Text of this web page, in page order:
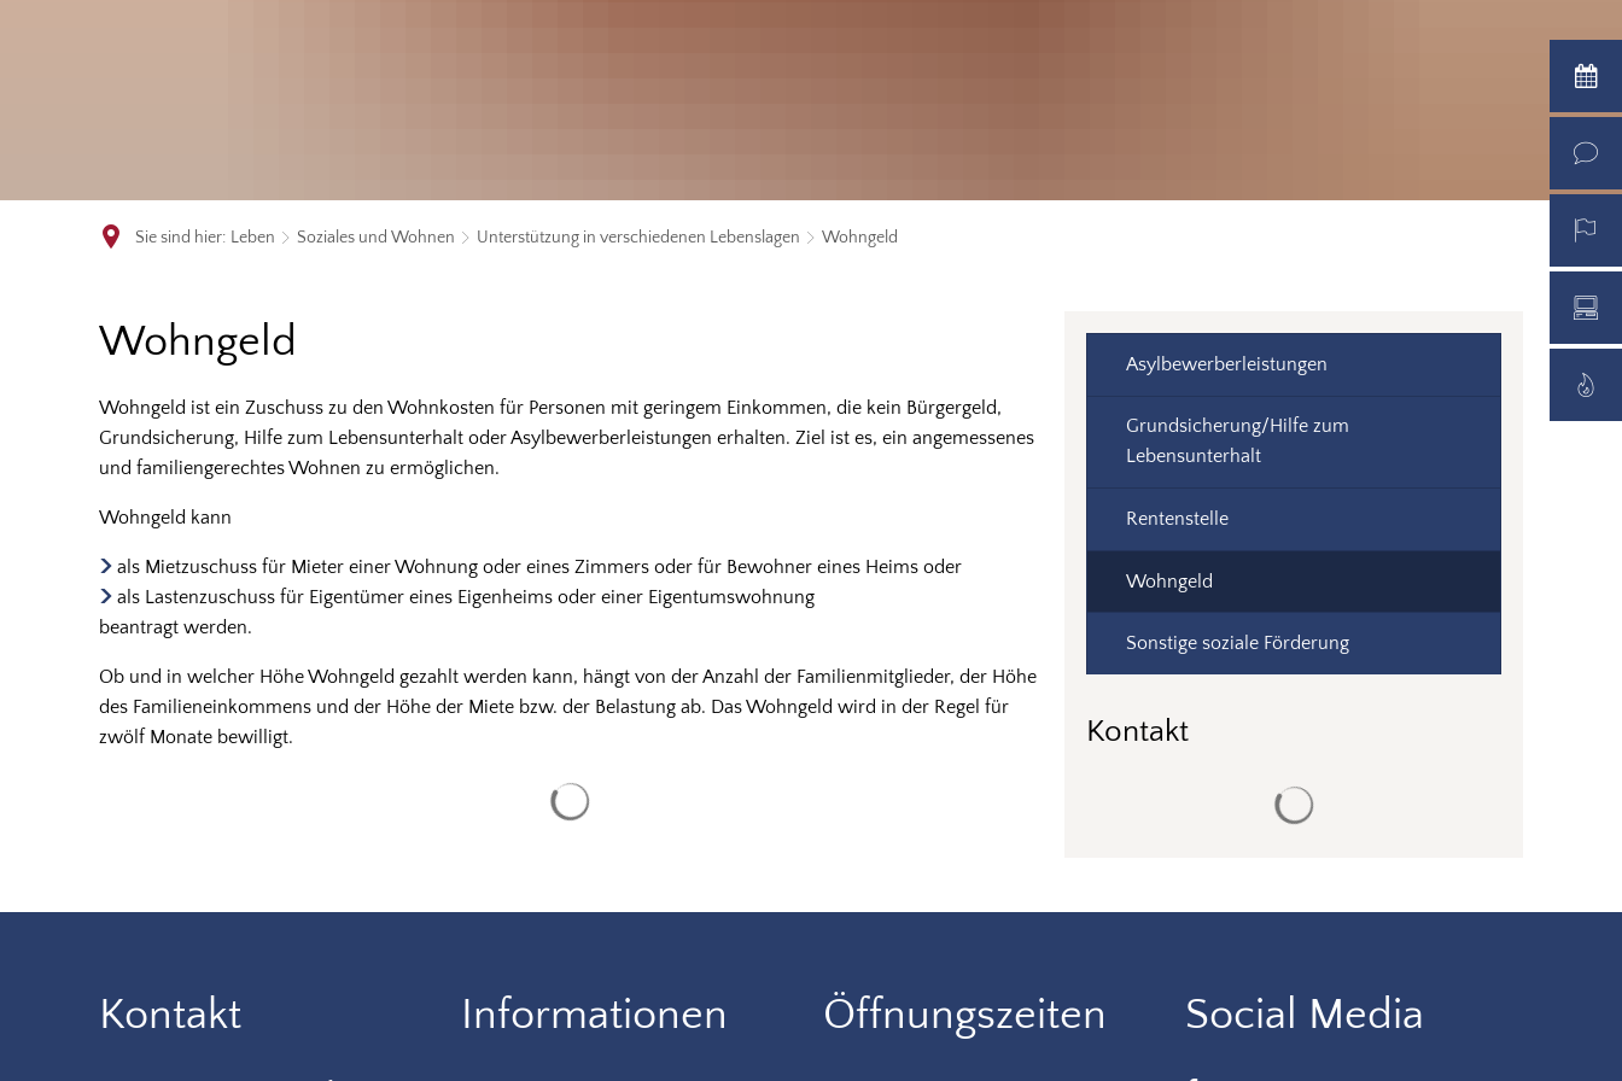
Sie sind hier: Leben Soziales und Wohnen Unterstützung in verschiedenen Lebenslagen Wohngeld
WohngeldWohngeld
Wohngeld ist ein Zuschuss zu den Wohnkosten für Personen mit geringem Einkommen, die kein Bürgergeld,
Grundsicherung, Hilfe zum Lebensunterhalt oder Asylbewerberleistungen erhalten. Ziel ist es, ein angemessenes
und familiengerechtes Wohnen zu ermöglichen.
Wohngeld kann
als Mietzuschuss für Mieter einer Wohnung oder eines Zimmers oder für Bewohner eines Heims oder
als Lastenzuschuss für Eigentümer eines Eigenheims oder einer Eigentumswohnung
beantragt werden.
Ob und in welcher Höhe Wohngeld gezahlt werden kann, hängt von der Anzahl der Familienmitglieder, der Höhe
des Familieneinkommens und der Höhe der Miete bzw. der Belastung ab. Das Wohngeld wird in der Regel für
zwölf Monate bewilligt.
Asylbewerberleistungen
Grundsicherung/Hilfe zum
Lebensunterhalt
Rentenstelle
Wohngeld
Sonstige soziale Förderung
Kontakt
Kontakt Informationen Öffnungszeiten Social Media